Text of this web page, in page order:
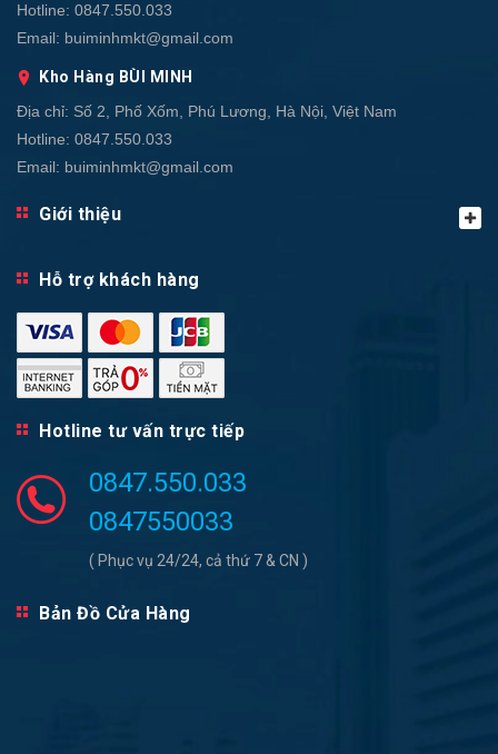
Hotline: 0847.550.033
Email: buiminhmkt@gmail.com
Kho Hàng BÙI MINH
Địa chỉ: Số 2, Phố Xốm, Phú Lương, Hà Nội, Việt Nam
Hotline: 0847.550.033
Email: buiminhmkt@gmail.com
Giới thiệu
Hỗ trợ khách hàng
Hotline tư vấn trực tiếp
0847.550.033
0847550033
( Phục vụ 24/24, cả thứ 7 & CN )
Bản Đồ Cửa Hàng